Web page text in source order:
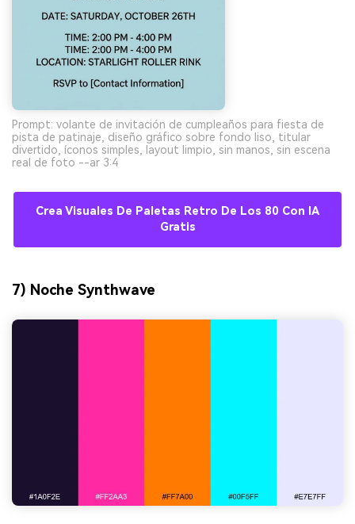
Prompt: volante de invitación de cumpleaños para fiesta de
pista de patinaje, diseño gráfico sobre fondo liso, titular
divertido, íconos simples, layout limpio, sin manos, sin escena
real de foto --ar 3:4
Crea Visuales De Paletas Retro De Los 80 Con IA
Gratis
7) Noche Synthwave